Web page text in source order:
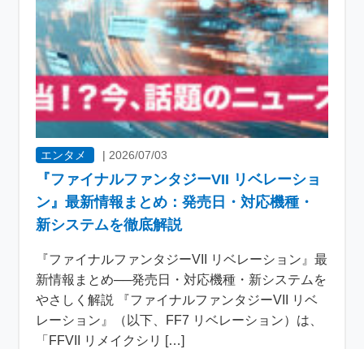
エンタメ |2026/07/03
『ファイナルファンタジーVII リベレーショ
ン』最新情報まとめ：発売日・対応機種・
新システムを徹底解説
『ファイナルファンタジーVII リベレーション』最
新情報まとめ──発売日・対応機種・新システムを
やさしく解説 『ファイナルファンタジーVII リベ
レーション』（以下、FF7 リベレーション）は、
「FFVII リメイクシリ […]